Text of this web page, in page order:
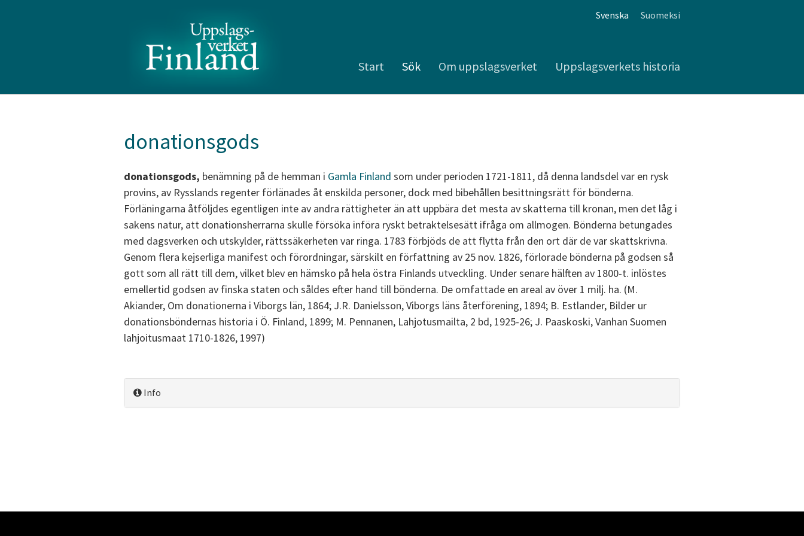
Svenska Suomeksi
Start Sök Om uppslagsverket Uppslagsverkets historia
donationsgods
donationsgods, benämning på de hemman i Gamla Finland som under perioden 1721-1811, då denna landsdel var en rysk
provins, av Rysslands regenter förlänades åt enskilda personer, dock med bibehållen besittningsrätt för bönderna.
Förläningarna åtföljdes egentligen inte av andra rättigheter än att uppbära det mesta av skatterna till kronan, men det låg i
sakens natur, att donationsherrarna skulle försöka införa ryskt betraktelsesätt ifråga om allmogen. Bönderna betungades
med dagsverken och utskylder, rättssäkerheten var ringa. 1783 förbjöds de att flytta från den ort där de var skattskrivna.
Genom flera kejserliga manifest och förordningar, särskilt en författning av 25 nov. 1826, förlorade bönderna på godsen så
gott som all rätt till dem, vilket blev en hämsko på hela östra Finlands utveckling. Under senare hälften av 1800-t. inlöstes
emellertid godsen av finska staten och såldes efter hand till bönderna. De omfattade en areal av över 1 milj. ha. (M.
Akiander, Om donationerna i Viborgs län, 1864; J.R. Danielsson, Viborgs läns återförening, 1894; B. Estlander, Bilder ur
donationsböndernas historia i Ö. Finland, 1899; M. Pennanen, Lahjotusmailta, 2 bd, 1925-26; J. Paaskoski, Vanhan Suomen
lahjoitusmaat 1710-1826, 1997)
Info